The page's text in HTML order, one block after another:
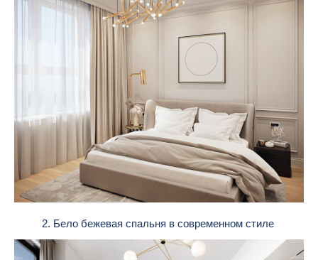
2. Бело бежевая спальня в современном стиле